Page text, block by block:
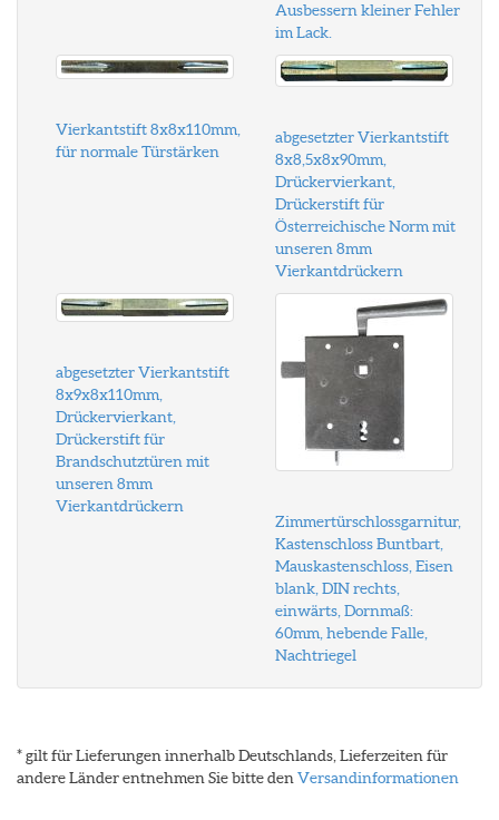
Ausbessern kleiner Fehler
im Lack.
Vierkantstift 8x8x110mm,
für normale Türstärken
abgesetzter Vierkantstift
8x8,5x8x90mm,
Drückervierkant,
Drückerstift für
Österreichische Norm mit
unseren 8mm
Vierkantdrückern
abgesetzter Vierkantstift
8x9x8x110mm,
Drückervierkant,
Drückerstift für
Brandschutztüren mit
unseren 8mm
Vierkantdrückern
Zimmertürschlossgarnitur,
Kastenschloss Buntbart,
Mauskastenschloss, Eisen
blank, DIN rechts,
einwärts, Dornmaß:
60mm, hebende Falle,
Nachtriegel
* gilt für Lieferungen innerhalb Deutschlands, Lieferzeiten für
andere Länder entnehmen Sie bitte den Versandinformationen